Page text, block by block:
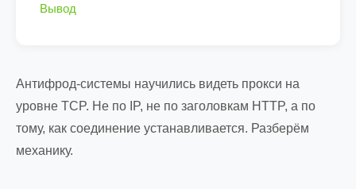
Вывод
Антифрод-системы научились видеть прокси на
уровне TCP. Не по IP, не по заголовкам HTTP, а по
тому, как соединение устанавливается. Разберём
механику.